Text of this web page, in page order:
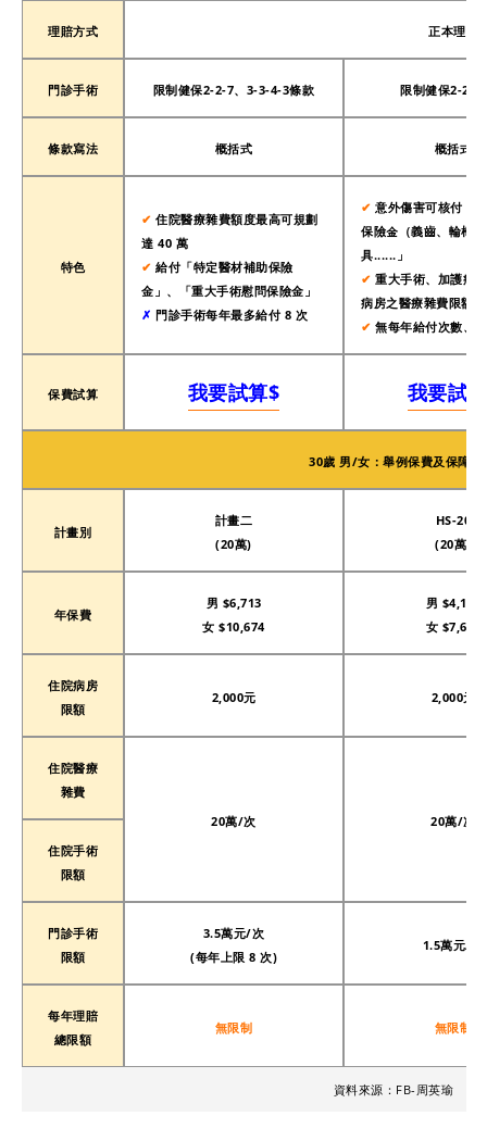
理賠方式 正本理賠
門診手術 限制健保2-2-7、3-3-4-3條款 限制健保2-2-7
條款寫法 概括式 概括式
特色
✔︎ 住院醫療雜費額度最高可規劃
達 40 萬
✔︎ 給付「特定醫材補助保險
金」、「重大手術慰問保險金」
✗ 門診手術每年最多給付 8 次
✔︎ 意外傷害可核付「
保險金（義齒、輪椅
具......」
✔︎ 重大手術、加護病
病房之醫療雜費限額
✔︎ 無每年給付次數、
保費試算 我要試算$ 我要試
30歲 男/女：舉例保費及保障額
計畫別
計畫二
(20萬)
HS-20
(20萬)
年保費
男 $6,713
女 $10,674
男 $4,146
女 $7,612
住院病房
限額
2,000元 2,000元
住院醫療
雜費
20萬/次
20萬/次
住院手術
限額
門診手術
限額
3.5萬元/次
(每年上限 8 次)
1.5萬元/次
每年理賠
總限額
無限制 無限制
資料來源：FB-周英瑜